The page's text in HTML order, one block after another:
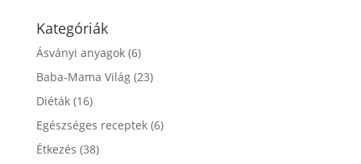
Kategóriák
Ásványi anyagok(6)
Baba-Mama Világ(23)
Diéták(16)
Egészséges receptek(6)
Étkezés (38)